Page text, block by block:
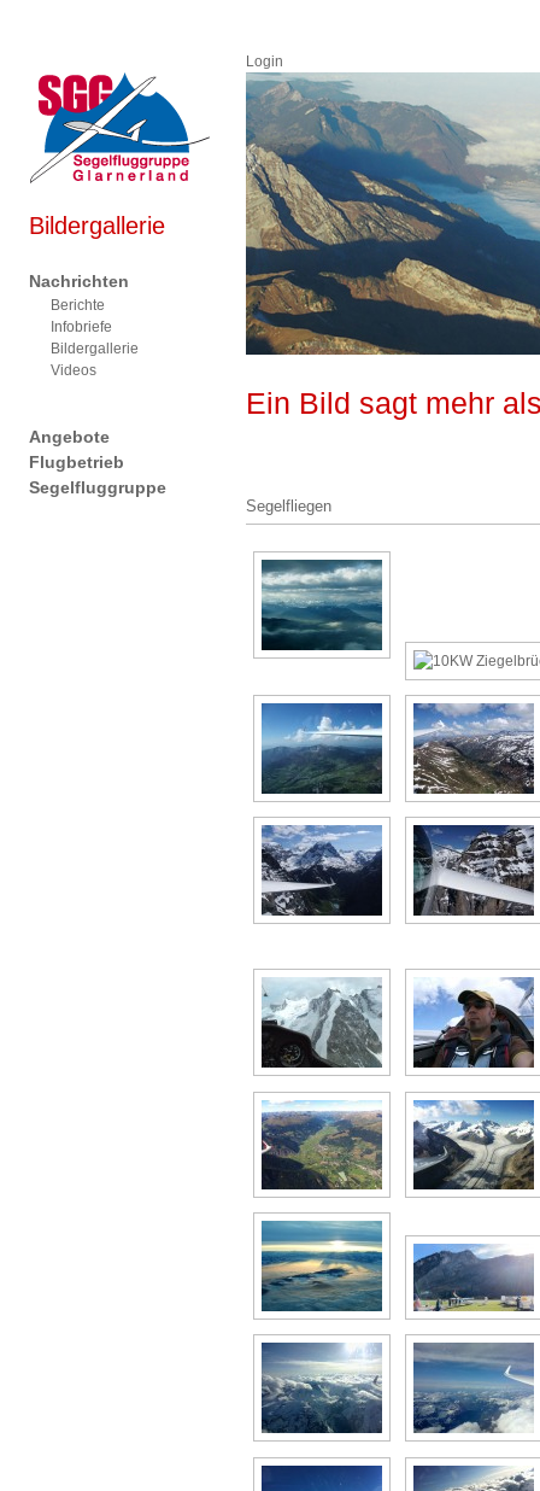
Login
Bildergallerie
Nachrichten
Berichte
Infobriefe
Bildergallerie
Videos
Angebote
Flugbetrieb
Segelfluggruppe
Ein Bild sagt mehr
Segelfliegen